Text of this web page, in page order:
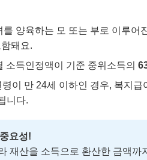
를 양육하는 모 또는 부로 이루어
돼요.
소득인정액이 기준 중위소득의
령이 만 24세 이하인 경우, 복지
니다.
요성!
재산을 소득으로 환산한 금액까